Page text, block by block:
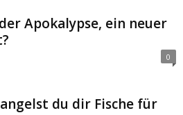
Apokalypse, ein neuer
0
du dir Fische für